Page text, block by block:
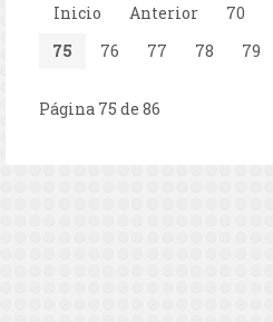
Inicio Anterior 70
75
76 77 78 79
Página 75 de 86